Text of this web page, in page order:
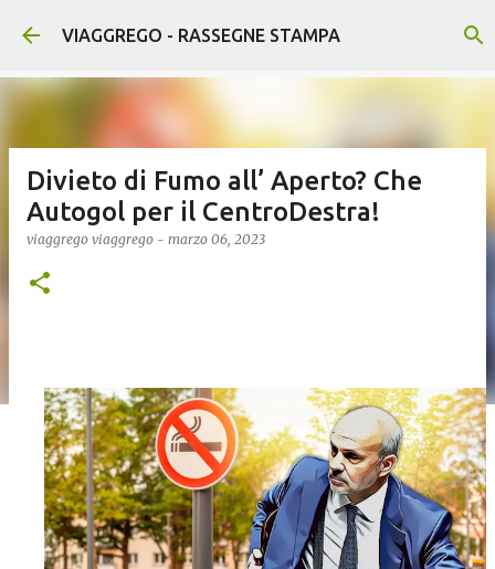
Passa ai contenuti principali
VIAGGREGO - RASSEGNE STAMPA
Divieto di Fumo all’ Aperto? Che
Autogol per il CentroDestra!
viaggrego viaggrego - marzo 06, 2023